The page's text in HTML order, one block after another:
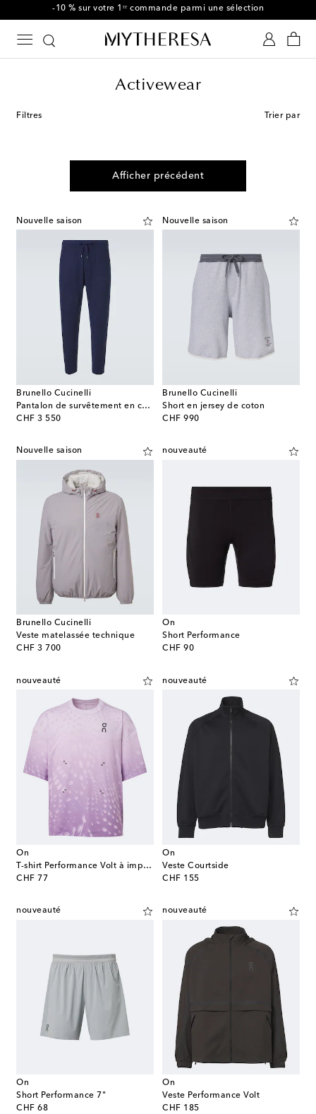
-10 % sur votre 1ʳᵉ commande parmi une sélection
Activewear
Filtres Trier par
Afficher précédent
Nouvelle saison
Brunello Cucinelli
Pantalon de survêtement en cachemire
CHF 3 550
original price
Nouvelle saison
Brunello Cucinelli
Short en jersey de coton
CHF 990
original price
Nouvelle saison
Brunello Cucinelli
Veste matelassée technique
CHF 3 700
original price
nouveauté
On
Short Performance
CHF 90
original price
nouveauté
On
T-shirt Performance Volt à imprimé
CHF 77
original price
nouveauté
On
Veste Courtside
CHF 155
original price
nouveauté
On
Short Performance 7"
CHF 68
original price
nouveauté
On
Veste Performance Volt
CHF 185
original price